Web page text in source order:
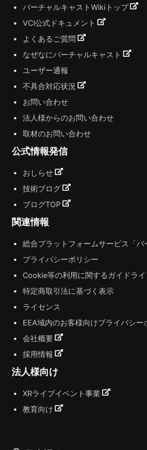
バーチャルキャストWikiトップ
VCI公式ドキュメント
よくあるご質問
なぜなにバーチャルキャスト
ユーザー通報
不具合対応状況
お問い合わせ
法人様からのお問い合わせ
取材のお問い合わせ
公式情報発信
おしらせ
技術ブログ
ブログTOP
関連情報
総合プラットフォームサービス「
プライバシーポリシー
Cookie等の利用に関するガイドライ
特定商取引法に基づく表示
ライセンス
EEA域内のお客様向けプライバシー
会社概要
採用情報
法人様向け
XRライブイベント事業
教育向け